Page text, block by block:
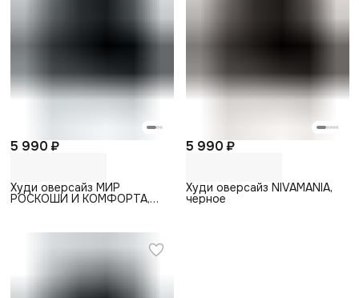
5 990 ₽
Худи оверсайз МИР
РОСКОШИ И КОМФОРТА,
5 990 ₽
Худи оверсайз NIVAMANIA,
черное